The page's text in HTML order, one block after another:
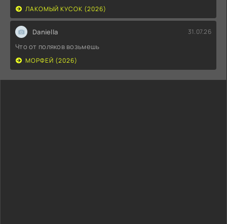
ЛАКОМЫЙ КУСОК (2026)
Daniella 31.07.26
Что от поляков возьмешь
МОРФЕЙ (2026)